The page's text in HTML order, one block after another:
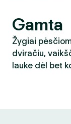
Gamta
Žygiai
dviračiu,
lauke dėl bet